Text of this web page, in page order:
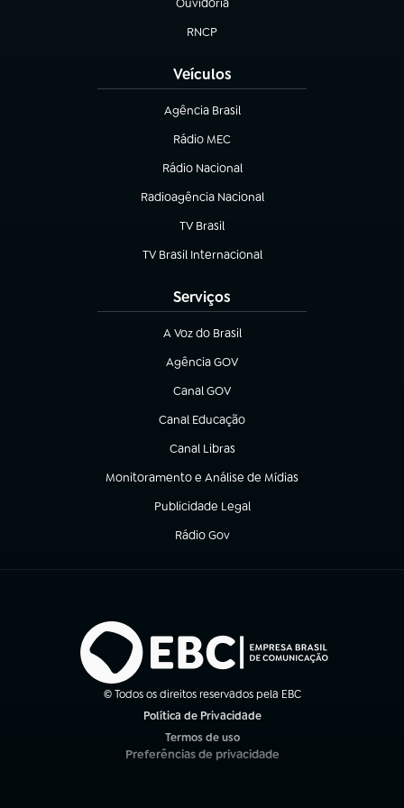
Ouvidoria
(abre em nova aba)
RNCP
(abre em nova aba)
Veículos
Agência Brasil
(abre em nova aba)
Rádio MEC
(abre em nova aba)
Rádio Nacional
Radioagência Nacional
(abre em nova aba)
TV Brasil
(abre em nova aba)
TV Brasil Internacional
(abre em nova aba)
Serviços
A Voz do Brasil
(abre em nova aba)
Agência GOV
(abre em nova aba)
Canal GOV
(abre em nova aba)
Canal Educação
(abre em nova aba)
Canal Libras
(abre em nova aba)
Monitoramento e Análise de Mídias
(abre em nova aba)
Publicidade Legal
(abre em nova aba)
Rádio Gov
(abre em nova aba)
© Todos os direitos reservados pela EBC
Política de Privacidade
Termos de uso
(abre em nova aba)
Preferências de privacidade